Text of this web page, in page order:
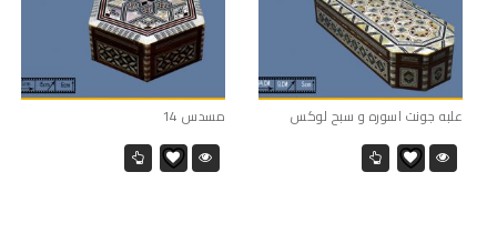
مسدس 14 علبه جونت اسوره و سبح لوكس